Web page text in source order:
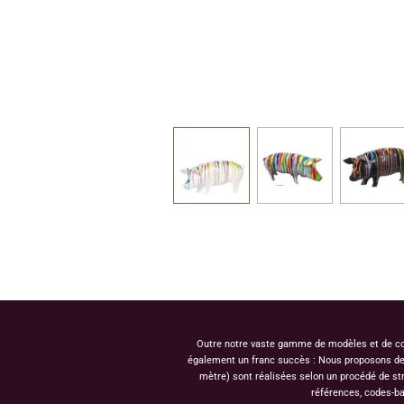
Outre notre vaste gamme de modèles et de
également un franc succès : Nous proposons
mètre) sont réalisées selon un procédé de
références, codes-